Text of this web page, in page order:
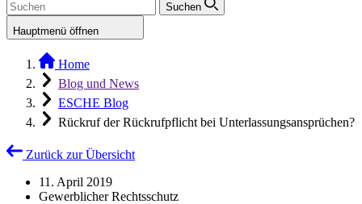
Suchen
Hauptmenü öffnen
Home
Blog und News
ESCHE Blog
Rückruf der Rückrufpflicht bei Unterlassungsansprüchen?
Zurück zur Übersicht
11. April 2019
Gewerblicher Rechtsschutz